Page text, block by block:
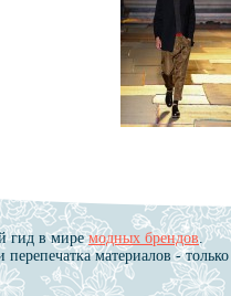
гид в миремодных брендов.
материалов - только